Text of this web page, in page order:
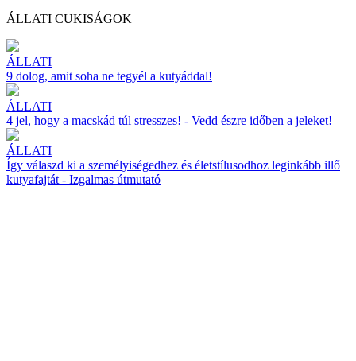
ÁLLATI CUKISÁGOK
ÁLLATI
9 dolog, amit soha ne tegyél a kutyáddal!
ÁLLATI
4 jel, hogy a macskád túl stresszes! - Vedd észre időben a jeleket!
ÁLLATI
Így válaszd ki a személyiségedhez és életstílusodhoz leginkább illő
kutyafajtát - Izgalmas útmutató